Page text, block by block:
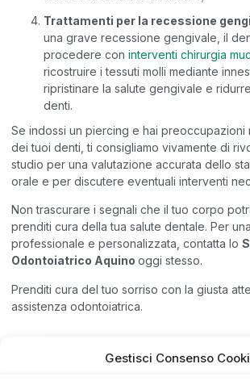
Gestisci Consenso
Trattamenti per la recessione
una grave recessione gengivale, il
procedere con interventi chirurgia
ricostruire i tessuti molli mediante
ripristinare la salute gengivale e
denti.
Se indossi un piercing e hai preoccupazioni
dei tuoi denti, ti consigliamo vivamente di
studio per una valutazione accurata dello
orale e per discutere eventuali interventi
Non trascurare i segnali che il tuo corpo
prenditi cura della tua salute dentale. Per
professionale e personalizzata, contatta lo
Odontoiatrico Aquino oggi stesso.
Prenditi cura del tuo sorriso con la giusta
assistenza odontoiatrica.